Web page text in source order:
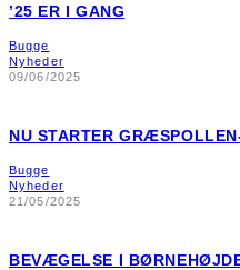
’25 ER I GANG
Bugge
Nyheder
09/06/2025
NU STARTER
Bugge
Nyheder
21/05/2025
BEVÆGELSE I